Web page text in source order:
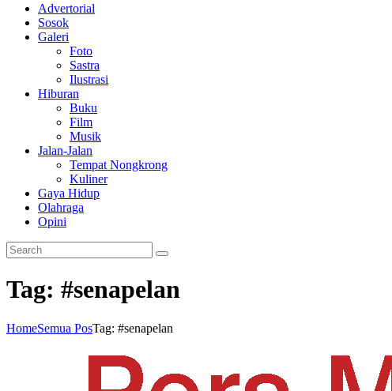
Advertorial
Sosok
Galeri
Foto
Sastra
Ilustrasi
Hiburan
Buku
Film
Musik
Jalan-Jalan
Tempat Nongkrong
Kuliner
Gaya Hidup
Olahraga
Opini
Tag: #senapelan
HomeSemua PosTag: #senapelan